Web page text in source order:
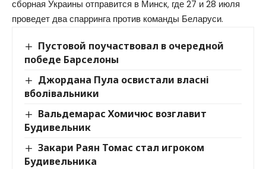
сборная Украины отправится в Минск, где 27 и 28 июля
проведет два спарринга против команды Беларуси.
Пустовой поучаствовал в очередной
победе Барселоны
Джордана Пула освистали власні
вболівальники
Вальдемарас Хомичюс возглавит
Будивельник
Закари Раян Томас стал игроком
Будивельника